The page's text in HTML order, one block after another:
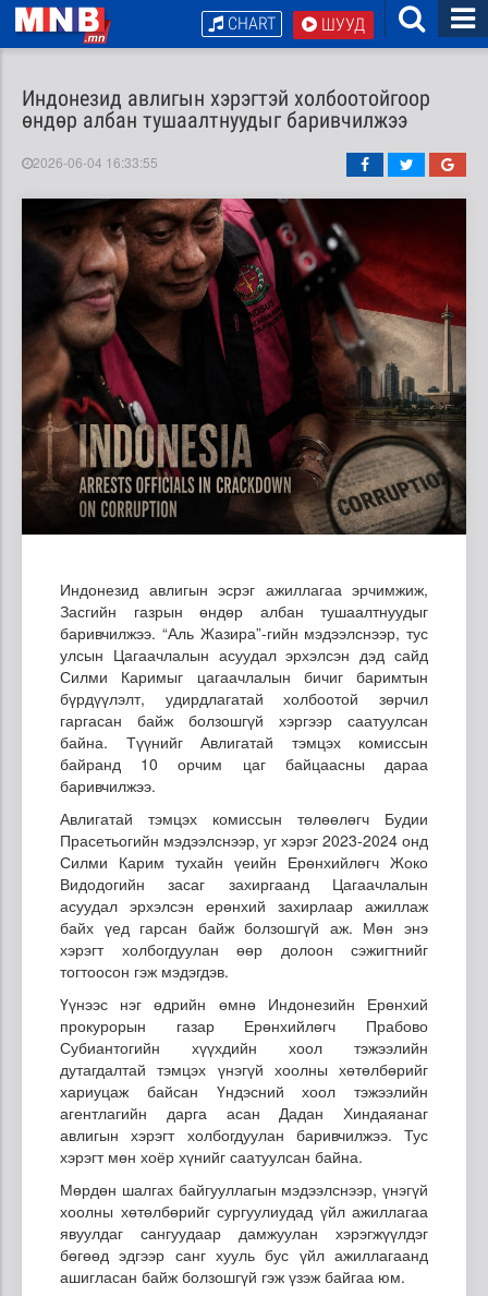
ШУУД
CHART
Индонезид авлигын хэрэгтэй холбоотойгоор
өндөр албан тушаалтнуудыг баривчилжээ
2026-06-04 16:33:55
Индонезид авлигын эсрэг ажиллагаа эрчимжиж,
Засгийн газрын өндөр албан тушаалтнуудыг
баривчилжээ. “Аль Жазира”-гийн мэдээлснээр, тус
улсын Цагаачлалын асуудал эрхэлсэн дэд сайд
Силми Каримыг цагаачлалын бичиг баримтын
бүрдүүлэлт, удирдлагатай холбоотой зөрчил
гаргасан байж болзошгүй хэргээр саатуулсан
байна. Түүнийг Авлигатай тэмцэх комиссын
байранд 10 орчим цаг байцаасны дараа
баривчилжээ.
Авлигатай тэмцэх комиссын төлөөлөгч Будии
Прасетьогийн мэдээлснээр, уг хэрэг 2023-2024 онд
Силми Карим тухайн үеийн Ерөнхийлөгч Жоко
Видодогийн засаг захиргаанд Цагаачлалын
асуудал эрхэлсэн ерөнхий захирлаар ажиллаж
байх үед гарсан байж болзошгүй аж. Мөн энэ
хэрэгт холбогдуулан өөр долоон сэжигтнийг
тогтоосон гэж мэдэгдэв.
Үүнээс нэг өдрийн өмнө Индонезийн Ерөнхий
прокурорын газар Ерөнхийлөгч Прабово
Субиантогийн хүүхдийн хоол тэжээлийн
дутагдалтай тэмцэх үнэгүй хоолны хөтөлбөрийг
хариуцаж байсан Үндэсний хоол тэжээлийн
агентлагийн дарга асан Дадан Хиндаяанаг
авлигын хэрэгт холбогдуулан баривчилжээ. Тус
хэрэгт мөн хоёр хүнийг саатуулсан байна.
Мөрдөн шалгах байгууллагын мэдээлснээр, үнэгүй
хоолны хөтөлбөрийг сургуулиудад үйл ажиллагаа
явуулдаг сангуудаар дамжуулан хэрэгжүүлдэг
бөгөөд эдгээр санг хууль бус үйл ажиллагаанд
ашигласан байж болзошгүй гэж үзэж байгаа юм.